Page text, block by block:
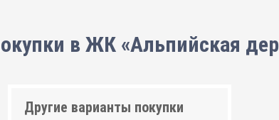
в ЖК «Альпийская
Другие варианты покупки